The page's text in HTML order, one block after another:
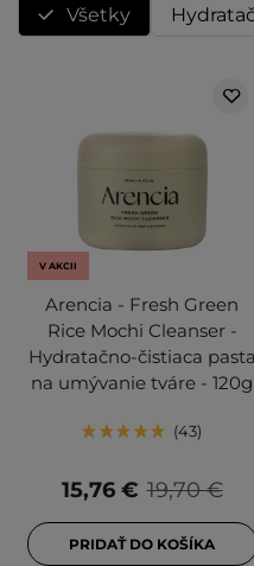
Všetky
V AKCII
Arencia - Fresh Green
Rice Mochi Cleanser -
Hydratačno-čistiaca pasta
na umývanie tváre - 120g
43
19,70 €
15,76 €
PRIDAŤ DO KOŠÍKA